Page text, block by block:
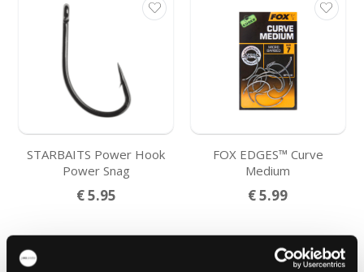
STARBAITS Power Hook
Power Snag
€ 5.95
FOX EDGES™ Curve
Medium
€ 5.99